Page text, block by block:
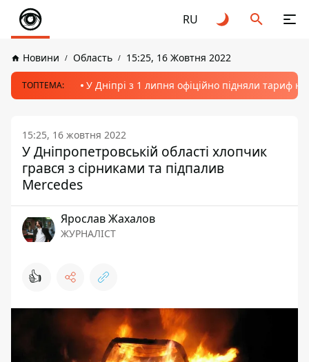
RU
Новини Область 15:25, 16 Жовтня 2022
ТОПТЕМА: У Дніпрі з 1 липня офіційно підняли тариф
15:25, 16 жовтня 2022
У Дніпропетровській області хлопчик
грався з сірниками та підпалив
Mercedes
Ярослав Жахалов
ЖУРНАЛІСТ
👍